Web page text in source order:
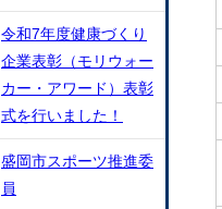
令和7年度健康づくり
企業表彰（モリウォー
カー・アワード）表彰
式を行いました！
盛岡市スポーツ推進委
員